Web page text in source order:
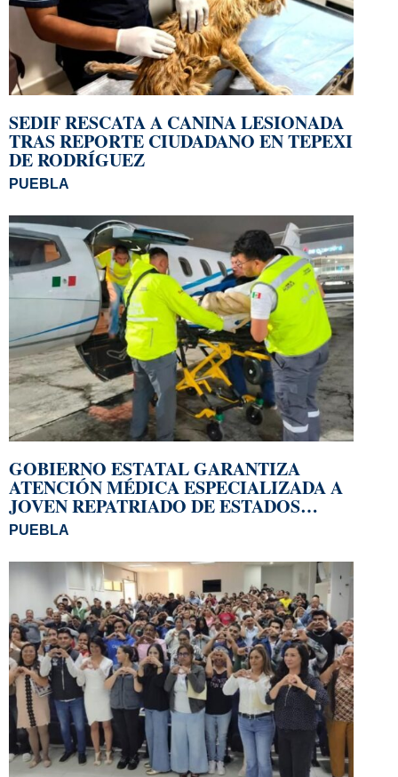
SEDIF RESCATA A CANINA LESIONADA
TRAS REPORTE CIUDADANO EN TEPEXI
DE RODRÍGUEZ
PUEBLA
GOBIERNO ESTATAL GARANTIZA
ATENCIÓN MÉDICA ESPECIALIZADA A
JOVEN REPATRIADO DE ESTADOS
UNIDOS
PUEBLA